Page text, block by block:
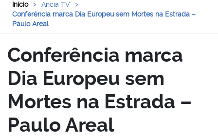
Início > Ancia TV
>
Conferência marca Dia Europeu sem Mortes na Estrada –
Paulo Areal
Conferência marca
Dia Europeu sem
Mortes na Estrada –
Paulo Areal